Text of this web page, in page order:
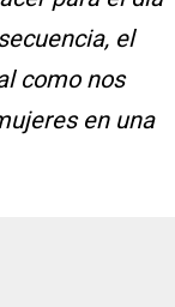
el
como nos
en una